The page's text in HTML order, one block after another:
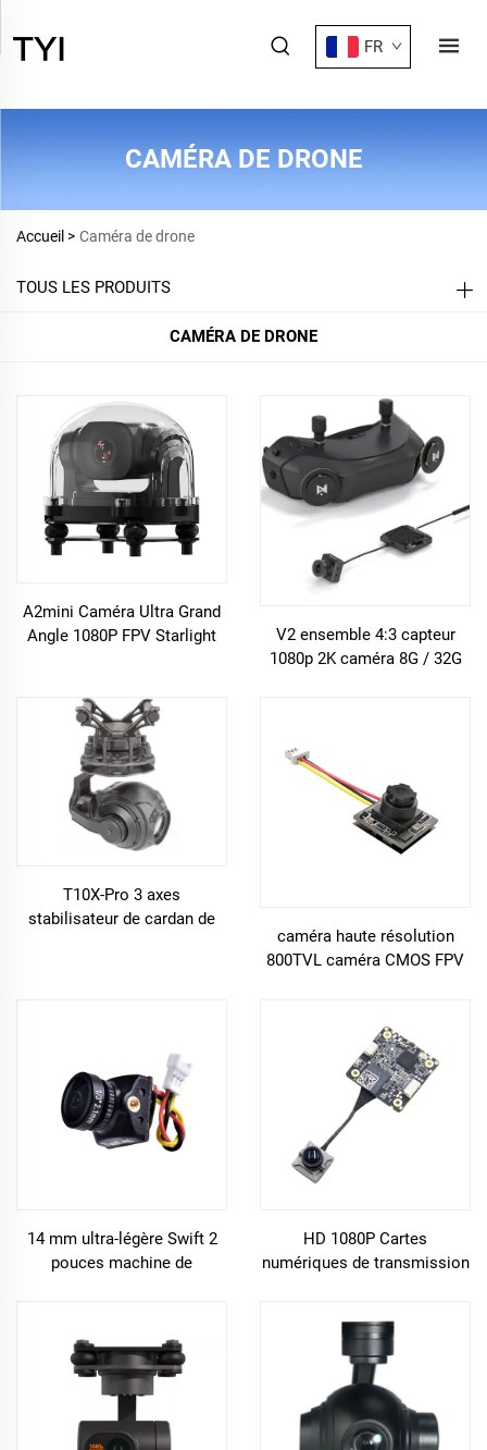
FR
CAMÉRA DE DRONE
Accueil > Caméra de drone
TOUS LES PRODUITS
CAMÉRA DE DRONE
A2mini Caméra Ultra Grand
Angle 1080P FPV Starlight
V2 ensemble 4:3 capteur
1080p 2K caméra 8G / 32G
T10X-Pro 3 axes
stabilisateur de cardan de
caméra haute résolution
800TVL caméra CMOS FPV
14 mm ultra-légère Swift 2
pouces machine de
HD 1080P Cartes
numériques de transmission